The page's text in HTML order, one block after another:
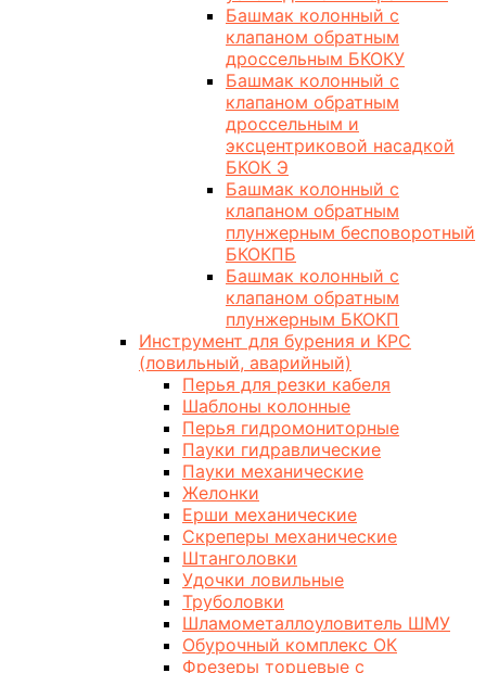
Башмак колонный с
клапаном обратным
дроссельным БКОКУ
Башмак колонный с
клапаном обратным
дроссельным и
эксцентриковой насадкой
БКОК Э
Башмак колонный с
клапаном обратным
плунжерным бесповоротный
БКОКПБ
Башмак колонный с
клапаном обратным
плунжерным БКОКП
Инструмент для бурения и КРС
(ловильный, аварийный)
Перья для резки кабеля
Шаблоны колонные
Перья гидромониторные
Пауки гидравлические
Пауки механические
Желонки
Ерши механические
Скреперы механические
Штанголовки
Удочки ловильные
Труболовки
Шламометаллоуловитель ШМУ
Обурочный комплекс ОК
Фрезеры торцевые с